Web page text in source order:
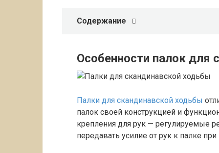
Содержание
Особенности палок для
Палки для скандинавской ходьбы
палок своей конструкцией и
крепления для рук — регулируемые
передавать усилие от рук к палке